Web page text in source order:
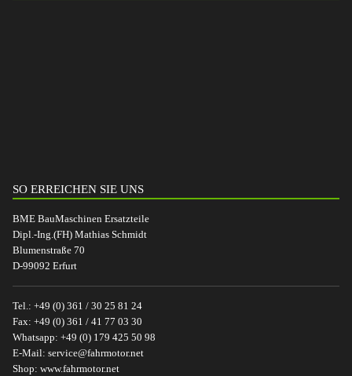
SO ERREICHEN SIE UNS
BME BauMaschinen Ersatzteile
Dipl.-Ing.(FH) Mathias Schmidt
Blumenstraße 70
D-99092 Erfurt
Tel.: +49 (0) 361 / 30 25 81 24
Fax: +49 (0) 361 / 41 77 03 30
Whatsapp: +49 (0) 179 425 50 98
E-Mail: service@fahrmotor.net
Shop: www.fahrmotor.net